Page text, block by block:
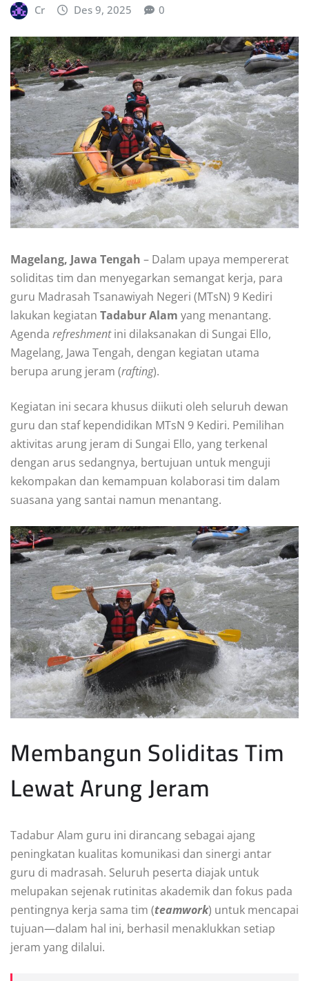
Cr Des 9, 2025 0
Magelang, Jawa Tengah – Dalam upaya mempererat
soliditas tim dan menyegarkan semangat kerja, para
guru Madrasah Tsanawiyah Negeri (MTsN) 9 Kediri
lakukan kegiatan Tadabur Alam yang menantang.
Agenda refreshmentini dilaksanakan di Sungai Ello,
Magelang, Jawa Tengah, dengan kegiatan utama
berupa arung jeram (rafting).
Kegiatan ini secara khusus diikuti oleh seluruh dewan
guru dan staf kependidikan MTsN 9 Kediri. Pemilihan
aktivitas arung jeram di Sungai Ello, yang terkenal
dengan arus sedangnya, bertujuan untuk menguji
kekompakan dan kemampuan kolaborasi tim dalam
suasana yang santai namun menantang.
Membangun Soliditas Tim
Lewat Arung Jeram
Tadabur Alam guru ini dirancang sebagai ajang
peningkatan kualitas komunikasi dan sinergi antar
guru di madrasah. Seluruh peserta diajak untuk
melupakan sejenak rutinitas akademik dan fokus pada
pentingnya kerja sama tim (teamwork) untuk mencapai
tujuan—dalam hal ini, berhasil menaklukkan setiap
jeram yang dilalui.